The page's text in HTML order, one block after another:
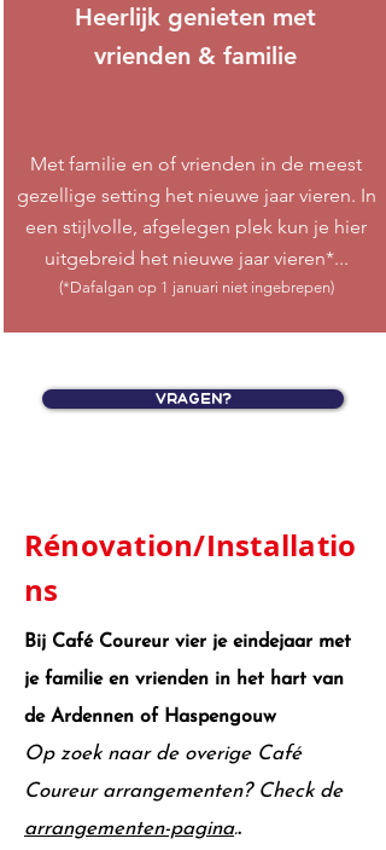
Heerlijk genieten met
vrienden & familie
Met familie en of vrienden in de meest
gezellige setting het nieuwe jaar vieren. In
een stijlvolle, afgelegen plek kun je hier
uitgebreid het nieuwe jaar vieren*...
(*Dafalgan op 1 januari niet ingebrepen)
Vragen?
Rénovation/Installatio
ns
Bij Café Coureur vier je eindejaar met
je familie en vrienden in het hart van
de Ardennen of Haspengouw
Op zoek naar de overige Café
Coureur arrangementen? Check de
arrangementen-pagina..